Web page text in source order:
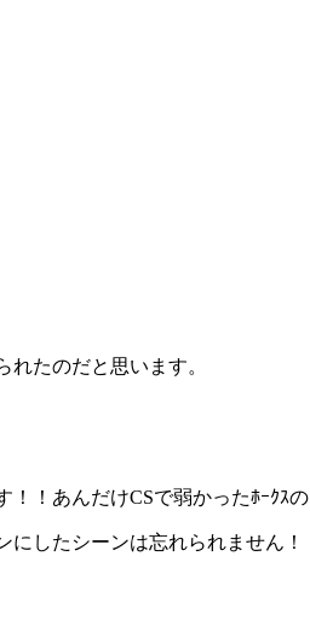
たのだと思います。
！！あんだけCSで弱かったﾎｰｸｽの
したシーンは忘れられません！